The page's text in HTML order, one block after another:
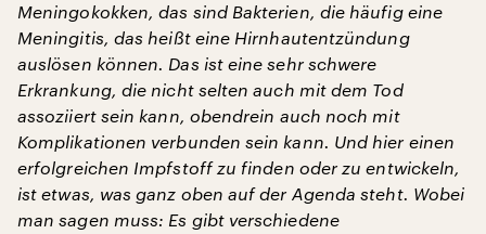
Meningokokken, das sind Bakterien, die häufig eine
Meningitis, das heißt eine Hirnhautentzündung
auslösen können. Das ist eine sehr schwere
Erkrankung, die nicht selten auch mit dem Tod
assoziiert sein kann, obendrein auch noch mit
Komplikationen verbunden sein kann. Und hier einen
erfolgreichen Impfstoff zu finden oder zu entwickeln,
ist etwas, was ganz oben auf der Agenda steht. Wobei
man sagen muss: Es gibt verschiedene